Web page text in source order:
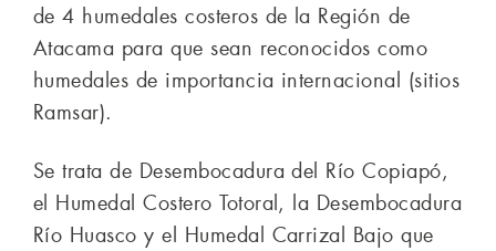
de 4 humedales costeros de la Región de
Atacama para que sean reconocidos como
humedales de importancia internacional (sitios
Ramsar).
Se trata de Desembocadura del Río Copiapó,
el Humedal Costero Totoral, la Desembocadura
Río Huasco y el Humedal Carrizal Bajo que